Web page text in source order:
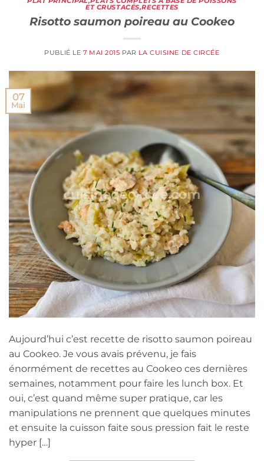
ET CRUSTACÉS,RECETTES
Risotto saumon poireau au Cookeo
PUBLIÉ LE 7 MAI 2015 PAR LA CUISINE DE CIRCÉE
07
Mai
Aujourd’hui c’est recette de risotto saumon poireau
au Cookeo. Je vous avais prévenu, je fais
énormément de recettes au Cookeo ces dernières
semaines, notamment pour faire les lunch box. Et
oui, c’est quand même super pratique, car les
manipulations ne prennent que quelques minutes
et ensuite la cuisson faite sous pression fait le reste
hyper […]